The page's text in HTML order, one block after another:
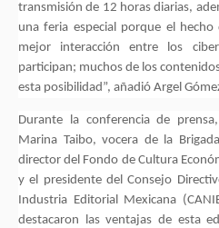
transmisión de 12 horas diarias,
una feria especial porque el
mejor interacción entre los
participan; muchos de los
esta posibilidad”, añadió Argel
Durante la conferencia de
Marina Taibo, vocera de la
director del Fondo de Cultura
y el presidente del Consejo
Industria Editorial Mexicana
destacaron las ventajas de esta